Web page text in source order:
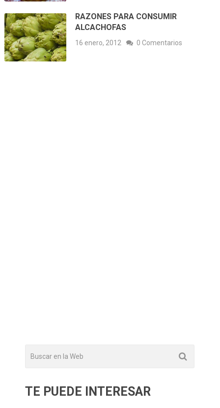
RAZONES PARA CONSUMIR
ALCACHOFAS
16 enero, 2012 0 Comentarios
TE PUEDE INTERESAR